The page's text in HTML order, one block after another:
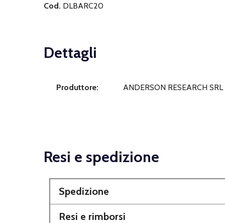
Cod. DLBARC20
Dettagli
Produttore: ANDERSON RESEARCH SRL
Resi e spedizione
Spedizione
Resi e rimborsi